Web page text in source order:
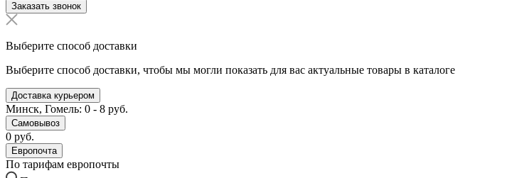
Заказать звонок
Выберите способ доставки
Выберите способ доставки, чтобы мы могли показать для вас актуальные товары в каталоге
Доставка курьером
Минск, Гомель: 0 - 8 руб.
Самовывоз
0 руб.
Европочта
По тарифам европочты